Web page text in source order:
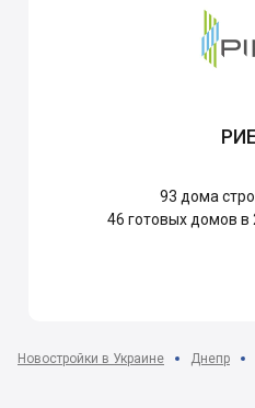
93 дома
46 готовых домов в
Новостройки в Украине Днепр